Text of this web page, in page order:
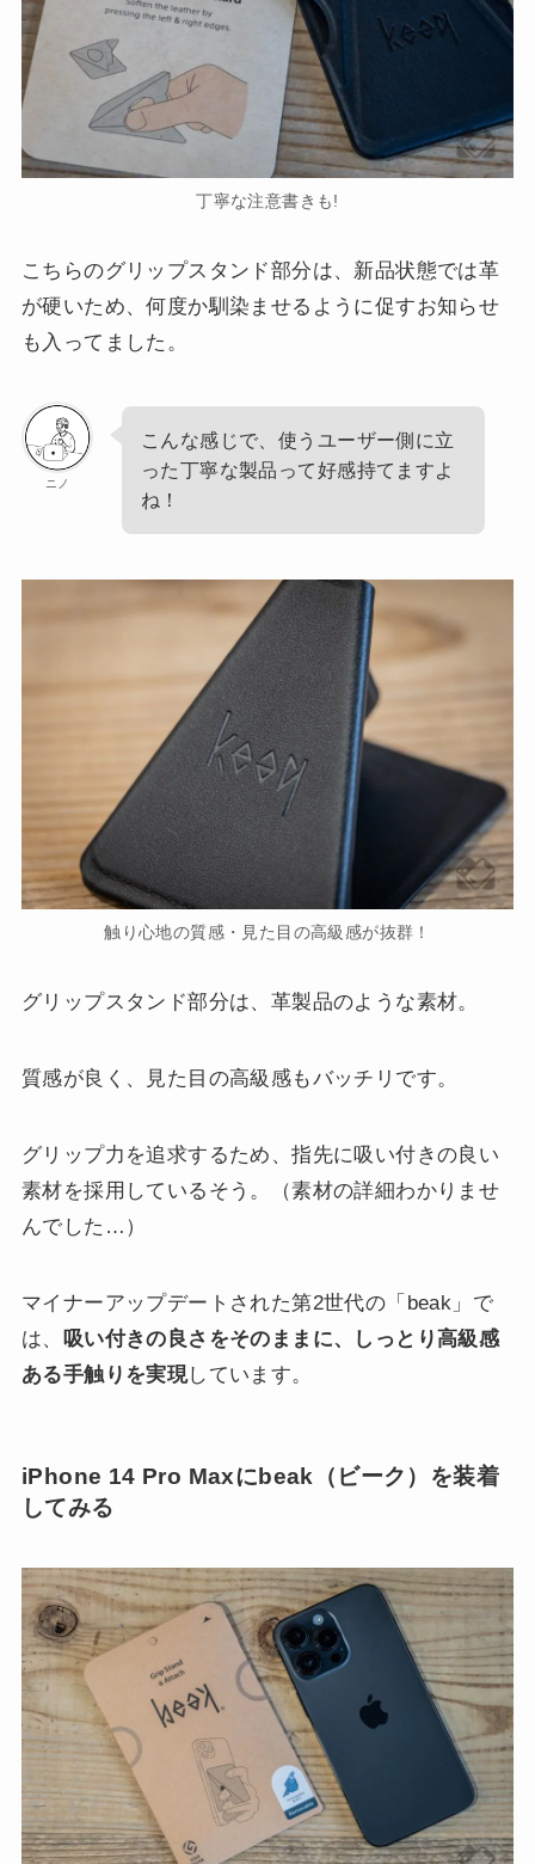
丁寧な注意書きも!
こちらのグリップスタンド部分は、新品状態では革
が硬いため、何度か馴染ませるように促すお知らせ
も入ってました。
ニノ
こんな感じで、使うユーザー側に立
った丁寧な製品って好感持てますよ
ね！
触り心地の質感・見た目の高級感が抜群！
グリップスタンド部分は、革製品のような素材。
質感が良く、見た目の高級感もバッチリです。
グリップ力を追求するため、指先に吸い付きの良い
素材を採用しているそう。（素材の詳細わかりませ
んでした…）
マイナーアップデートされた第2世代の「beak」で
は、 吸い付きの良さをそのままに、しっとり高級感
ある手触りを実現しています。
iPhone 14 Pro Maxにbeak（ビーク）を装着
してみる